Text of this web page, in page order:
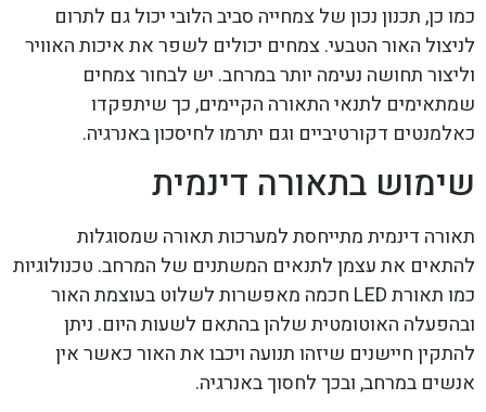
כמו כן, תכנון נכון של צמחייה סביב הלובי יכול גם לתרום
לניצול האור הטבעי. צמחים יכולים לשפר את איכות האוויר
וליצור תחושה נעימה יותר במרחב. יש לבחור צמחים
שמתאימים לתנאי התאורה הקיימים, כך שיתפקדו
כאלמנטים דקורטיביים וגם יתרמו לחיסכון באנרגיה.
שימוש בתאורה דינמית
תאורה דינמית מתייחסת למערכות תאורה שמסוגלות
להתאים את עצמן לתנאים המשתנים של המרחב. טכנולוגיות
כמו תאורת LED חכמה מאפשרות לשלוט בעוצמת האור
ובהפעלה האוטומטית שלהן בהתאם לשעות היום. ניתן
להתקין חיישנים שיזהו תנועה ויכבו את האור כאשר אין
אנשים במרחב, ובכך לחסוך באנרגיה.